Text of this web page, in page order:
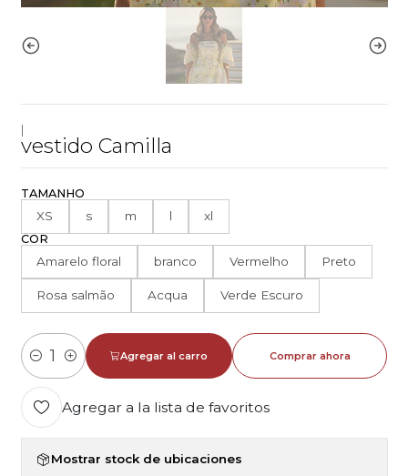
vestido Camilla
TAMANHO
XS s m l xl
COR
Amarelo floral branco Vermelho Preto
Rosa salmão Acqua Verde Escuro
Cantidad
Agregar al carro Comprar ahora
Agregar a la lista de favoritos
Mostrar stock de ubicaciones